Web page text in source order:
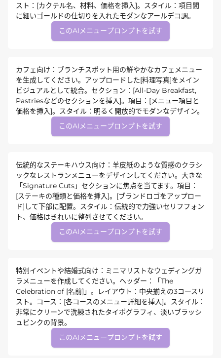
スト：[カクテル名、材料、価格を挿入]。スタイル：項目間
に細いゴールドの仕切りを入れたモダンなアールデコ調。
このAIメニュープロンプトを試す
カフェ向け：ブランチスポット用の鮮やかなカフェメニュー
を生成してください。アップロードした[料理写真]をメイン
ビジュアルとして統合。セクション：[All-Day Breakfast,
Pastriesなどのセクションを挿入]。項目：[メニュー項目と
価格を挿入]。スタイル：明るく開放的でモダンなデザイン。
このAIメニュープロンプトを試す
伝統的なステーキハウス向け：羊皮紙のような質感のクラシ
ックなレストランメニューをデザインしてください。大きな
「Signature Cuts」セクションに焦点を当てます。項目：
[ステーキの種類と価格を挿入]。[ブランドロゴをアップロー
ド]して下部に配置。スタイル：伝統的で力強いセリフフォン
ト、価格はきれいに整列させてください。
このAIメニュープロンプトを試す
特別イベントや結婚式向け：ミニマリストなウェディングガ
ラメニューを作成してください。ヘッダー：「The
Celebration of [名前]」。レイアウト：中央揃えの3コースリ
スト。コース：[各コースのメニュー詳細を挿入]。スタイル：
非常にクリーンで洗練されたタイポグラフィ、淡いブラッシ
ュピンクの背景。
このAIメニュープロンプトを試す